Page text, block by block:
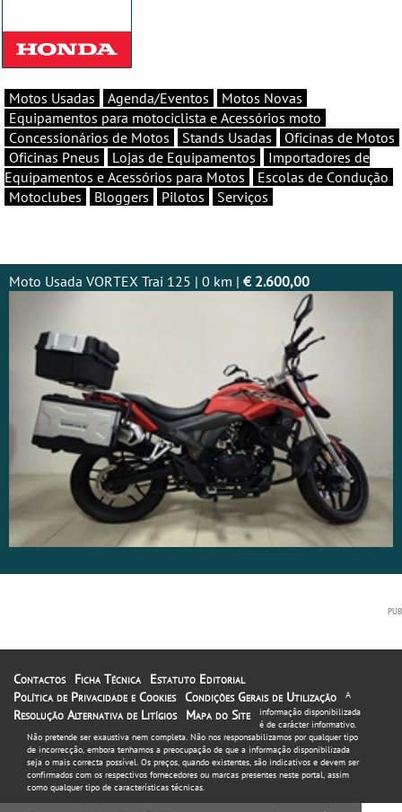
Motos Usadas Agenda/Eventos
Motos Novas
Equipamentos para motociclista e Acessórios moto
Concessionários de Motos
Stands Usadas
Oficinas de Motos
Oficinas Pneus
Lojas de Equipamentos
Importadores de
Equipamentos e Acessórios para Motos
Escolas de Condução
Motoclubes
Bloggers Pilotos Serviços
Moto Usada VORTEX Trai 125 | 0 km | € 2.600,00
Contactos Ficha Técnica
Estatuto Editorial
Política de Privacidade e Cookies Condições Gerais de Utilização
Resolução Alternativa de Litígios
Mapa do Site
A
informação disponibilizada
é de carácter informativo.
Não pretende ser exaustiva nem completa. Não nos responsabilizamos por qualquer tipo
de incorrecção, embora tenhamos a preocupação de que a informação disponibilizada
seja o mais correcta possível. Os preços, quando existentes, são indicativos e devem ser
confirmados com os respectivos fornecedores ou marcas presentes neste portal, assim
como qualquer tipo de características técnicas.